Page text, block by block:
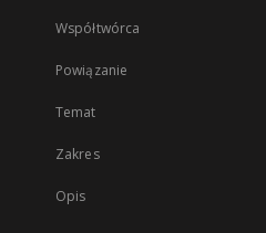
Współtwórca
Powiązanie
Temat
Zakres
Opis